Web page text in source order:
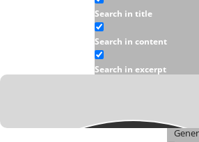
Search in title
Search in content
Search in excerpt